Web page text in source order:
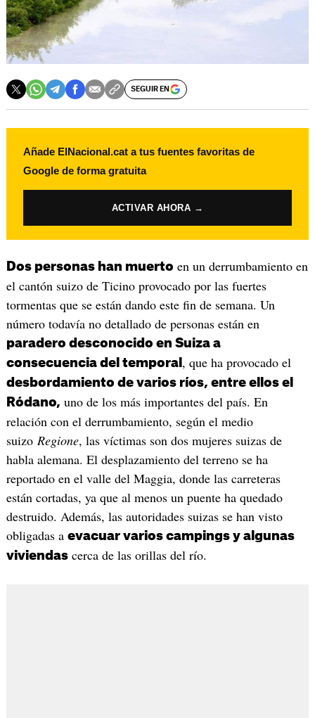
SEGUIR EN
Añade ElNacional.cat a tus fuentes favoritas de
Google de forma gratuita
ACTIVAR AHORA →
Dos personas han muerto en un derrumbamiento en
el cantón suizo de Ticino provocado por las fuertes
tormentas que se están dando este fin de semana. Un
número todavía no detallado de personas están en
paradero desconocido en Suiza a
consecuencia del temporal , que ha provocado el
desbordamiento de varios ríos, entre ellos el
Ródano, uno de los más importantes del país. En
relación con el derrumbamiento, según el medio
suizo Regione, las víctimas son dos mujeres suizas de
habla alemana. El desplazamiento del terreno se ha
reportado en el valle del Maggia, donde las carreteras
están cortadas, ya que al menos un puente ha quedado
destruido. Además, las autoridades suizas se han visto
obligadas a evacuar varios campings y algunas
viviendascerca de las orillas del río.